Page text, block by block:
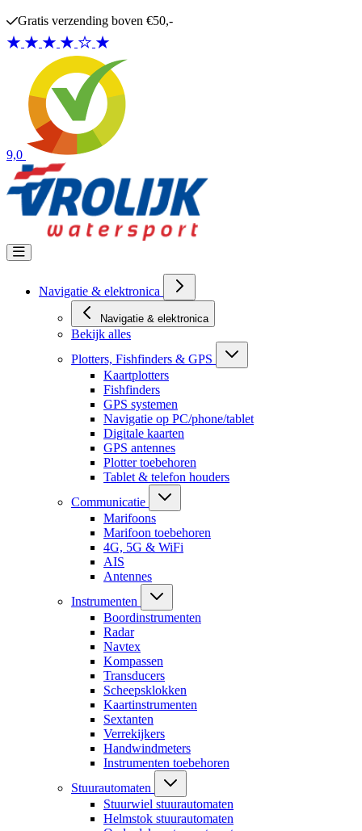
Gratis verzending boven €50,-
9,0
Navigatie & elektronica
Navigatie & elektronica
Bekijk alles
Plotters, Fishfinders & GPS
Kaartplotters
Fishfinders
GPS systemen
Navigatie op PC/phone/tablet
Digitale kaarten
GPS antennes
Plotter toebehoren
Tablet & telefon houders
Communicatie
Marifoons
Marifoon toebehoren
4G, 5G & WiFi
AIS
Antennes
Instrumenten
Boordinstrumenten
Radar
Navtex
Kompassen
Transducers
Scheepsklokken
Kaartinstrumenten
Sextanten
Verrekijkers
Handwindmeters
Instrumenten toebehoren
Stuurautomaten
Stuurwiel stuurautomaten
Helmstok stuurautomaten